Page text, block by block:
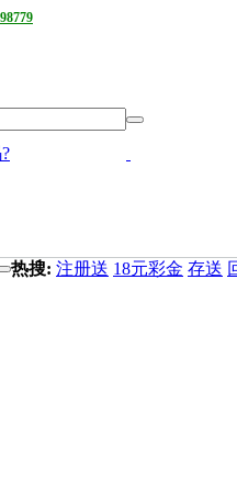
热搜: 注册送 18元彩金 存送